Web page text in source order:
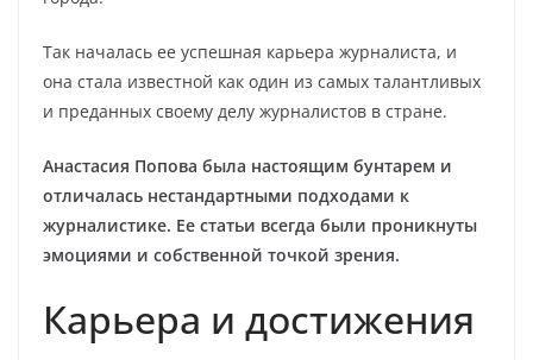
Так началась ее успешная карьера журналиста, и
она стала известной как один из самых талантливых
и преданных своему делу журналистов в стране.
Анастасия Попова была настоящим бунтарем и
отличалась нестандартными подходами к
журналистике. Ее статьи всегда были проникнуты
эмоциями и собственной точкой зрения.
Карьера и достижения